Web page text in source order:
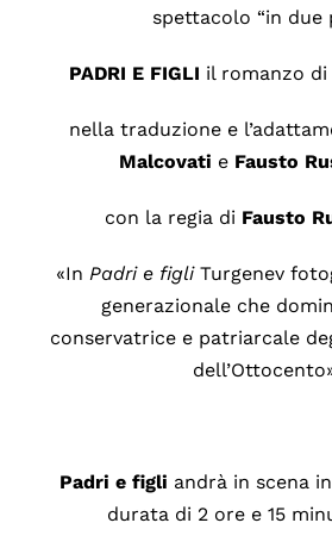
spettacolo “in due
PADRI E FIGLI il romanzo di
nella traduzione e
Malcovati e Fausto
con la regia di Fausto
«In Padri e figliTurgenev
generazionale che
conservatrice e patriarcale
Padri e figli andrà in scena
durata di 2 ore e 15